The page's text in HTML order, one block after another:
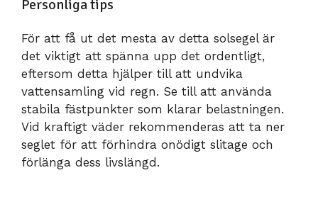
Personliga tips
För att få ut det mesta av detta solsegel är
det viktigt att spänna upp det ordentligt,
eftersom detta hjälper till att undvika
vattensamling vid regn. Se till att använda
stabila fästpunkter som klarar belastningen.
Vid kraftigt väder rekommenderas att ta ner
seglet för att förhindra onödigt slitage och
förlänga dess livslängd.